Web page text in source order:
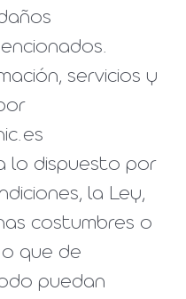
servicios y
lo dispuesto por
la Ley,
costumbres o
que de
puedan